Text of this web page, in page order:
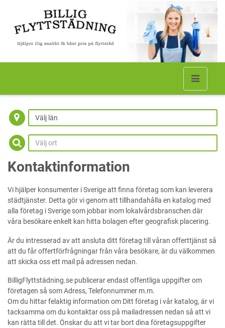
Välj län
Kontaktinformation
Vi hjälper konsumenter i Sverige att finna företag som kan leverera
städtjänster. Detta gör vi genom att tillhandahålla en katalog med
alla företag i Sverige som jobbar inom lokalvårdsbranschen där
våra besökare enkelt kan hitta bolagen efter geografisk placering.
Är du intresserad av att ansluta ditt företag till våran offerttjänst så
att du får offertförfrågningar från våra besökare, är du välkommen
att skicka oss ett mail på adressen nedan.
BilligFlyttstädning.se publicerar endast offentliga uppgifter om
företagen så som Adress, Telefonnummer m.m.
Om du hittar felaktig information om Ditt företag i vår katalog, är vi
tacksamma om du kontaktar oss på mailadressen nedan så att vi
kan rätta till det. Önskar du att vi tar bort dina företagsuppgifter